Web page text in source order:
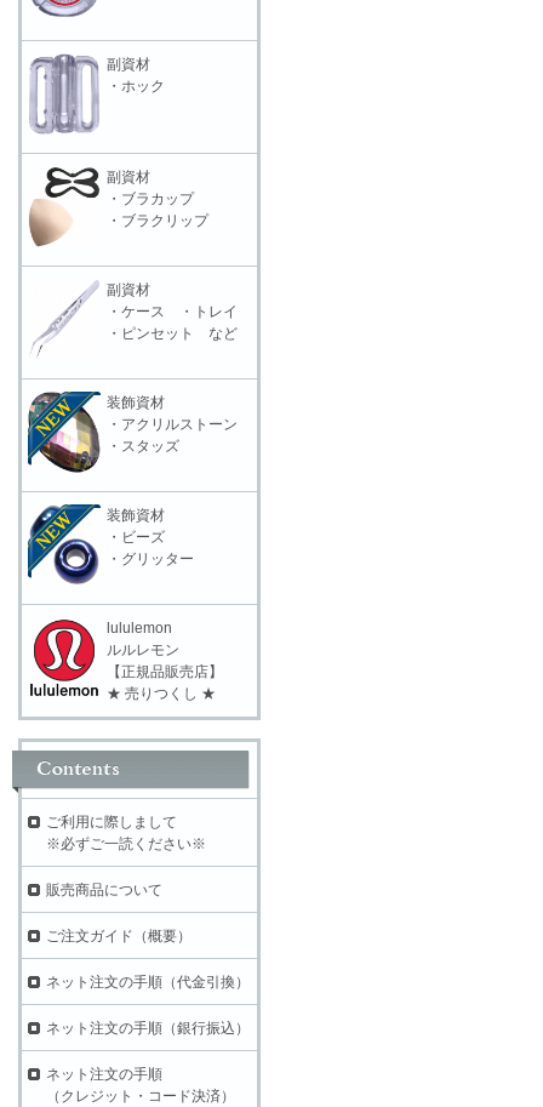
副資材
・ホック
副資材
・ブラカップ
・ブラクリップ
副資材
・ケース ・トレイ
・ピンセット など
装飾資材
・アクリルストーン
・スタッズ
装飾資材
・ビーズ
・グリッター
lululemon
ルルレモン
【正規品販売店】
★ 売りつくし ★
ご利用に際しまして
※必ずご一読ください※
販売商品について
ご注文ガイド（概要）
ネット注文の手順（代金引換）
ネット注文の手順（銀行振込）
ネット注文の手順
（クレジット・コード決済）